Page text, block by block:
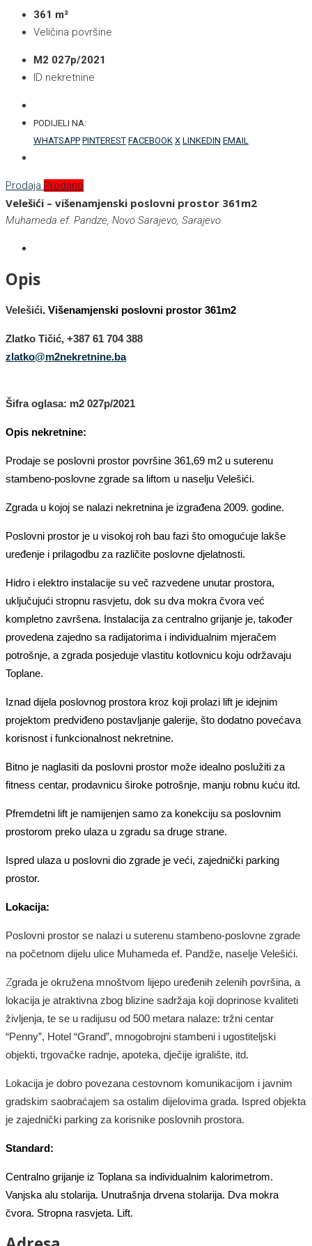
361 m²
Veličina površine
M2 027p/2021
ID nekretnine
PODIJELI NA:
WHATSAPP PINTEREST FACEBOOK X LINKEDIN EMAIL
Prodaja Prodano
Velešići – višenamjenski poslovni prostor 361m2
Muhameda ef. Pandze, Novo Sarajevo, Sarajevo
Opis
Velešići. Višenamjenski poslovni prostor 361m2
Zlatko Tičić, +387 61 704 388
zlatko@m2nekretnine.ba
Šifra oglasa: m2 027p/2021
Opis nekretnine:
Prodaje se poslovni prostor površine 361,69 m2 u suterenu
stambeno-poslovne zgrade sa liftom u naselju Velešići.
Zgrada u kojoj se nalazi nekretnina je izgrađena 2009. godine.
Poslovni prostor je u visokoj roh bau fazi što omogućuje lakše
uređenje i prilagodbu za različite poslovne djelatnosti.
Hidro i elektro instalacije su več razvedene unutar prostora,
uključujući stropnu rasvjetu, dok su dva mokra čvora već
kompletno završena. Instalacija za centralno grijanje je, također
provedena zajedno sa radijatorima i individualnim mjeračem
potrošnje, a zgrada posjeduje vlastitu kotlovnicu koju održavaju
Toplane.
Iznad dijela poslovnog prostora kroz koji prolazi lift je idejnim
projektom predviđeno postavljanje galerije, što dodatno povećava
korisnost i funkcionalnost nekretnine.
Bitno je naglasiti da poslovni prostor može idealno poslužiti za
fitness centar, prodavnicu široke potrošnje, manju robnu kuću itd.
Pfremdetni lift je namijenjen samo za konekciju sa poslovnim
prostorom preko ulaza u zgradu sa druge strane.
Ispred ulaza u poslovni dio zgrade je veći, zajednički parking
prostor.
Lokacija:
Poslovni prostor se nalazi u suterenu stambeno-poslovne zgrade
na početnom dijelu ulice Muhameda ef. Pandže, naselje Velešići.
Zgrada je okružena mnoštvom lijepo uređenih zelenih površina, a
lokacija je atraktivna zbog blizine sadržaja koji doprinose kvaliteti
življenja, te se u radijusu od 500 metara nalaze: tržni centar
“Penny”, Hotel “Grand”, mnogobrojni stambeni i ugostiteljski
objekti, trgovačke radnje, apoteka, dječije igralište, itd.
Lokacija je dobro povezana cestovnom komunikacijom i javnim
gradskim saobraćajem sa ostalim dijelovima grada. Ispred objekta
je zajednički parking za korisnike poslovnih prostora.
Standard:
Centralno grijanje iz Toplana sa individualnim kalorimetrom.
Vanjska alu stolarija. Unutrašnja drvena stolarija. Dva mokra
čvora. Stropna rasvjeta. Lift.